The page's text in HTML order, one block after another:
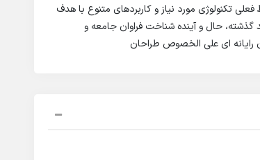
تکنولوژی مورد نیاز و کاربردهای متنوع با هدف
حال و آینده شناخت فراوان جامعه و
رایانه ای علی الخصوص طراحان